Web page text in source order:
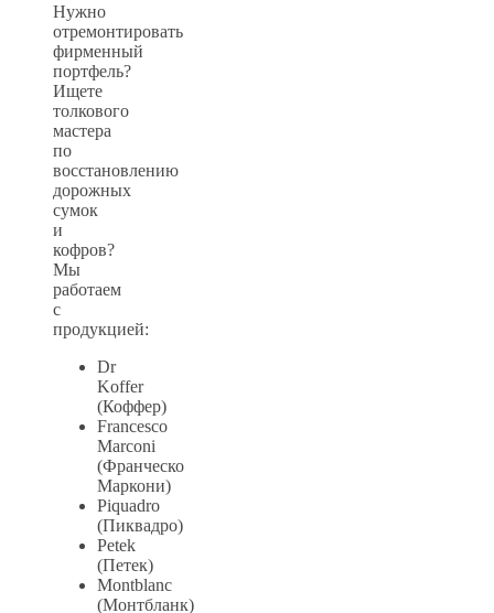
Нужно
отремонтировать
фирменный
портфель?
Ищете
толкового
мастера
по
восстановлению
дорожных
сумок
и
кофров?
Мы
работаем
с
продукцией:
Dr
Koffer
(Коффер)
Francesco
Marconi
(Франческо
Маркони)
Piquadro
(Пиквадро)
Petek
(Петек)
Montblanc
(Монтбланк)